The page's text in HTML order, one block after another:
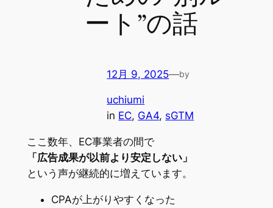
ート”の話
12月 9, 2025—by
uchiumi
in EC, GA4, sGTM
ここ数年、EC事業者の間で
「広告成果が以前より安定しない」
という声が継続的に増えています。
CPAが上がりやすくなった